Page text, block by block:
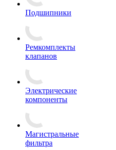
Подшипники
Ремкомплекты
клапанов
Электрические
компоненты
Магистральные
фильтра